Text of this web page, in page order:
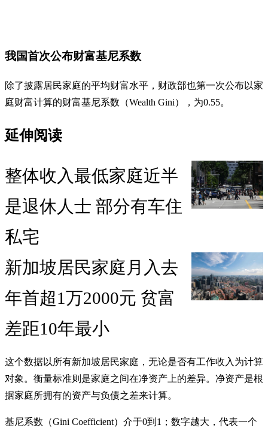
我国首次公布财富基尼系数
除了披露居民家庭的平均财富水平，财政部也第一次公布以家
庭财富计算的财富基尼系数（Wealth Gini），为0.55。
延伸阅读
整体收入最低家庭近半
是退休人士 部分有车住
私宅
新加坡居民家庭月入去
年首超1万2000元 贫富
差距10年最小
这个数据以所有新加坡居民家庭，无论是否有工作收入为计算
对象。衡量标准则是家庭之间在净资产上的差异。净资产是根
据家庭所拥有的资产与负债之差来计算。
基尼系数（Gini Coefficient）介于0到1；数字越大，代表一个